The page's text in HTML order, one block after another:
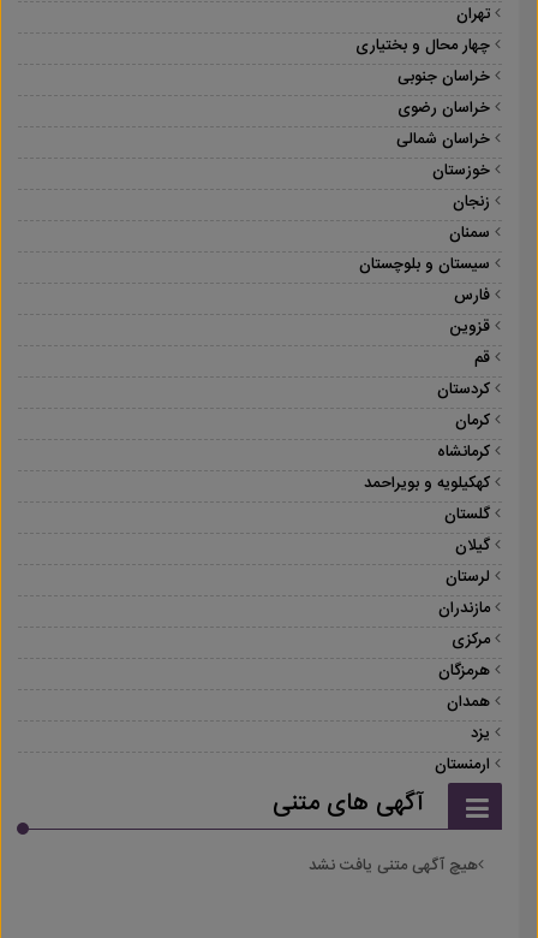
تهران
چهار محال و بختیاری
خراسان جنوبی
خراسان رضوی
خراسان شمالی
خوزستان
زنجان
سمنان
سیستان و بلوچستان
فارس
قزوین
قم
کردستان
کرمان
کرمانشاه
کهکیلویه و بویراحمد
گلستان
گیلان
لرستان
مازندران
مرکزی
هرمزگان
همدان
یزد
ارمنستان
آگهی های متنی
هیچ آگهی متنی یافت نشد